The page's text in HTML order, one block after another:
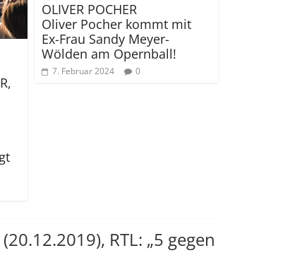
OLIVER POCHER
Oliver Pocher kommt mit
Ex-Frau Sandy Meyer-
Wölden am Opernball!
7. Februar 2024 0
RTL: „5 gegen